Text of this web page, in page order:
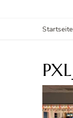
Startseite